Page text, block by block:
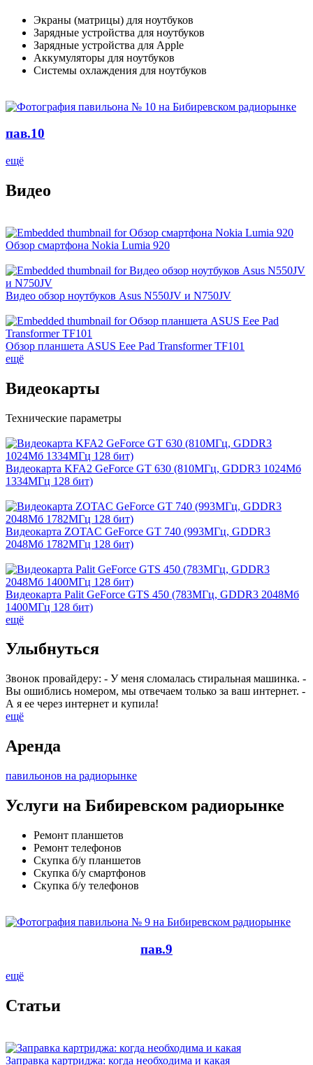
Экраны (матрицы) для ноутбуков
Зарядные устройства для ноутбуков
Зарядные устройства для Apple
Аккумуляторы для ноутбуков
Системы охлаждения для ноутбуков
пав.10
ещё
Видео
Обзор смартфона Nokia Lumia 920
Видео обзор ноутбуков Asus N550JV и N750JV
Обзор планшета ASUS Eee Pad Transformer TF101
ещё
Видеокарты
Технические параметры
Видеокарта KFA2 GeForce GT 630 (810МГц, GDDR3 1024Мб
1334МГц 128 бит)
Видеокарта ZOTAC GeForce GT 740 (993МГц, GDDR3
2048Мб 1782МГц 128 бит)
Видеокарта Palit GeForce GTS 450 (783МГц, GDDR3 2048Мб
1400МГц 128 бит)
ещё
Улыбнуться
Звонок провайдеру: - У меня сломалась стиральная машинка. -
Вы ошиблись номером, мы отвечаем только за ваш интернет. -
А я ее через интернет и купила!
ещё
Аренда
павильонов на радиорынке
Услуги на Бибиревском радиорынке
Ремонт планшетов
Ремонт телефонов
Скупка б/у планшетов
Скупка б/у смартфонов
Скупка б/у телефонов
пав.9
ещё
Cтатьи
Заправка картриджа: когда необходима и какая